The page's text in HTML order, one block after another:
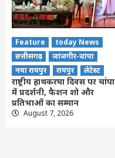
Feature
today News
छत्तीसगढ़
जांजगीर-चांपा
नया रायपुर
रायपुर लेटेस्ट
राष्ट्रीय हाथकरघा दिवस पर चांपा
में प्रदर्शनी, फैशन शो और
प्रतिभाओं का सम्मान
August 7, 2026